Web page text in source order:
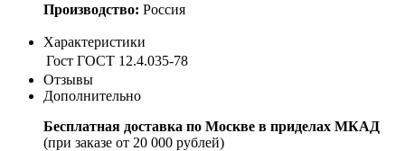
Производство: Россия
Характеристики
Гост ГОСТ 12.4.035-78
Отзывы
Дополнительно
Бесплатная доставка по Москве в приделах МКАД
(при заказе от 20 000 рублей)